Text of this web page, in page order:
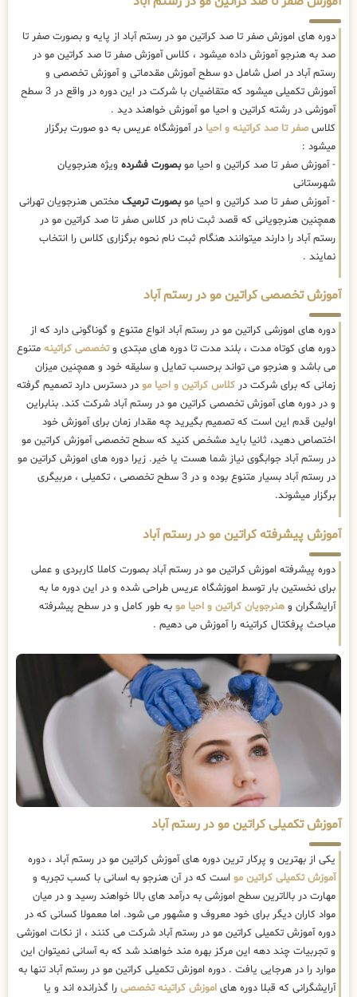
دوره های اموزش صفر تا صد کراتین مو در رستم آباد از پایه و بصورت صفر تا
صد به هنرجو آموزش داده میشود ، کلاس آموزش صفر تا صد کراتین مو در
رستم آباد در اصل شامل دو سطح آموزش مقدماتی و آموزش تخصصی و
آموزش تکمیلی میشود که متقاضیان با شرکت در این دوره در واقع در 3 سطح
آموزشی در رشته کراتین و احیا مو آموزش خواهند دید .
کلاسصفر تا صد کراتینه و احیا در آموزشگاه عریس به دو صورت برگزار
میشود :
- آموزش صفر تا صد کراتین و احیا موبصورت فشرده ویژه هنرجویان
شهرستانی
- آموزش صفر تا صد کراتین و احیا موبصورت ترمیک مختص هنرجویان تهرانی
همچنین هنرجویانی که قصد ثبت نام در کلاس صفر تا صد کراتین مو در
رستم آباد را دارند میتوانند هنگام ثبت نام نحوه برگزاری کلاس را انتخاب
نمایند .
آموزش تخصصی کراتین مو در رستم آباد
دوره های اموزشی کراتین مو در رستم آباد انواع متنوع و گوناگونی دارد که از
دوره های کوتاه مدت ، بلند مدت تا دوره های مبتدی وتخصصی کراتینه متنوع
می باشد و هنرجو می تواند برحسب تمایل و سلیقه خود و همچنین میزان
زمانی که برای شرکت در کلاس کراتین و احیا مو در دسترس دارد تصمیم گرفته
و در دوره های آموزش تخصصی کراتین مو در رستم آباد شرکت کند. بنابراین
اولین قدم این است که تصمیم بگیرید چه مقدار زمان برای آموزش خود
اختصاص دهید، ثانیا باید مشخص کنید که سطح تخصصی آموزش کراتین مو
در رستم آباد جوابگوی نیاز شما هست یا خیر. زیرا دوره های اموزش کراتین مو
در رستم آباد بسیار متنوع بوده و در 3 سطح تخصصی ، تکمیلی ، مربیگری
برگزار میشوند.
آموزش پیشرفته کراتین مو در رستم آباد
دوره پیشرفته اموزش کراتین مو در رستم آباد بصورت کاملا کاربردی و عملی
برای نخستین بار توسط اموزشگاه عریس طراحی شده و در این دوره ما به
آرایشگران و هنرجویان کراتین و احیا مو به طور کامل و در سطح پیشرفته
مباحث پرفکتال کراتینه را آموزش می دهیم .
آموزش تکمیلی کراتین مو در رستم آباد
یکی از بهترین و پرکار ترین دوره های آموزش کراتین مو در رستم آباد ، دوره
آموزش تکمیلی کراتین مو است که در آن هنرجو به اسانی با کسب تجربه و
مهارت در بالاترین سطح اموزشی به درآمد های بالا خواهند رسید و در میان
مواد کاران دیگر برای خود معروف و مشهور می شود. اما معمولا کسانی که در
دوره آموزش تکمیلی کراتین مو در رستم آباد شرکت می کنند ، از نکات اموزشی
و تجربیات چند دهه این مرکز بهره مند خواهند شد که به آسانی نمیتوان این
موارد را در هرجایی یافت . دوره اموزش تکمیلی کراتین مو در رستم آباد تنها به
آرایشگرانی که قبلا دوره های اموزش کراتینه تخصصی را گذرانده اند و یا